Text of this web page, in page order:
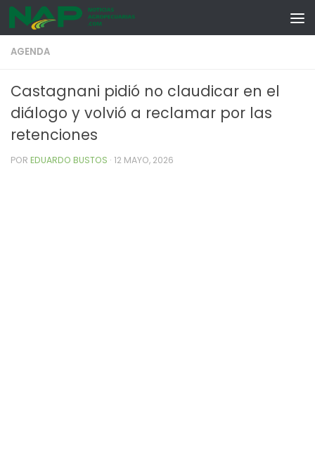
Skip to content
AGENDA
Castagnani pidió no claudicar en el
diálogo y volvió a reclamar por las
retenciones
POR EDUARDO BUSTOS · 12 MAYO, 2026